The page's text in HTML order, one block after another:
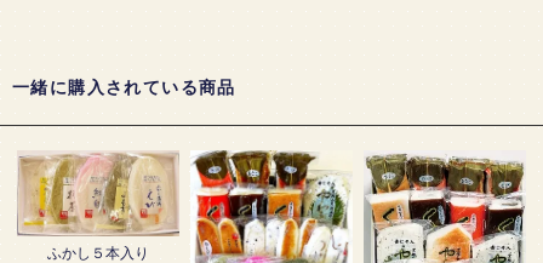
一緒に購入されている商品
ふかし５本入り